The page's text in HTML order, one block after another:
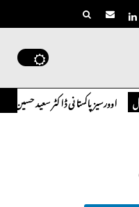
اوورسیز پاکستانی ڈاکٹر سعید حسین شاہ